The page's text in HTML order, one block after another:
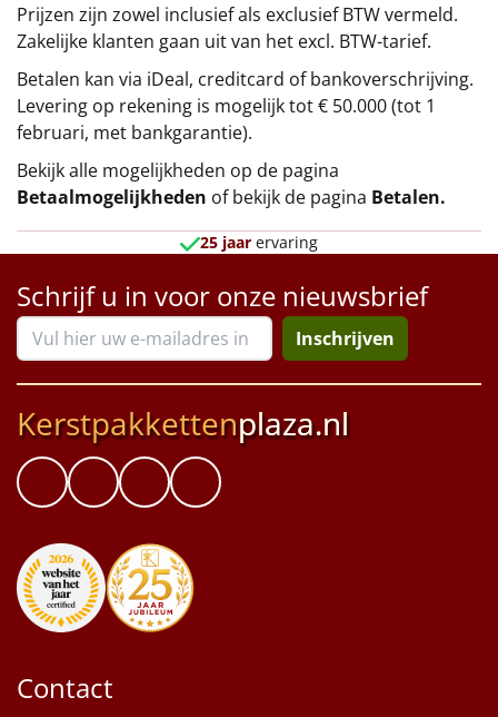
Prijzen zijn zowel inclusief als exclusief BTW vermeld.
Zakelijke klanten gaan uit van het excl. BTW-tarief.
Betalen kan via iDeal, creditcard of bankoverschrijving.
Levering op rekening is mogelijk tot € 50.000 (tot 1
februari, met bankgarantie).
Bekijk alle mogelijkheden op de pagina
Betaalmogelijkheden of bekijk de pagina Betalen.
25 jaar ervaring
Schrijf u in voor onze nieuwsbrief
Inschrijven
Kerstpakkettenplaza.nl
Contact